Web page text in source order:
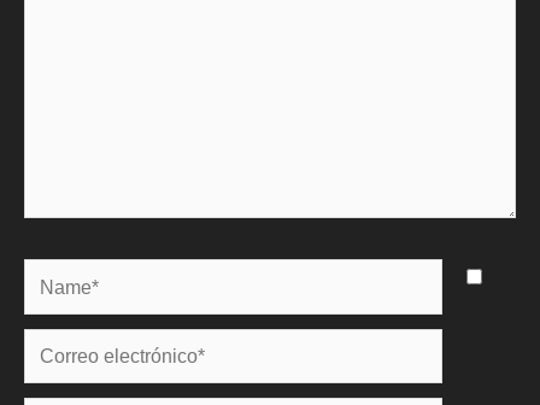
Name*
Correo
electrónico*